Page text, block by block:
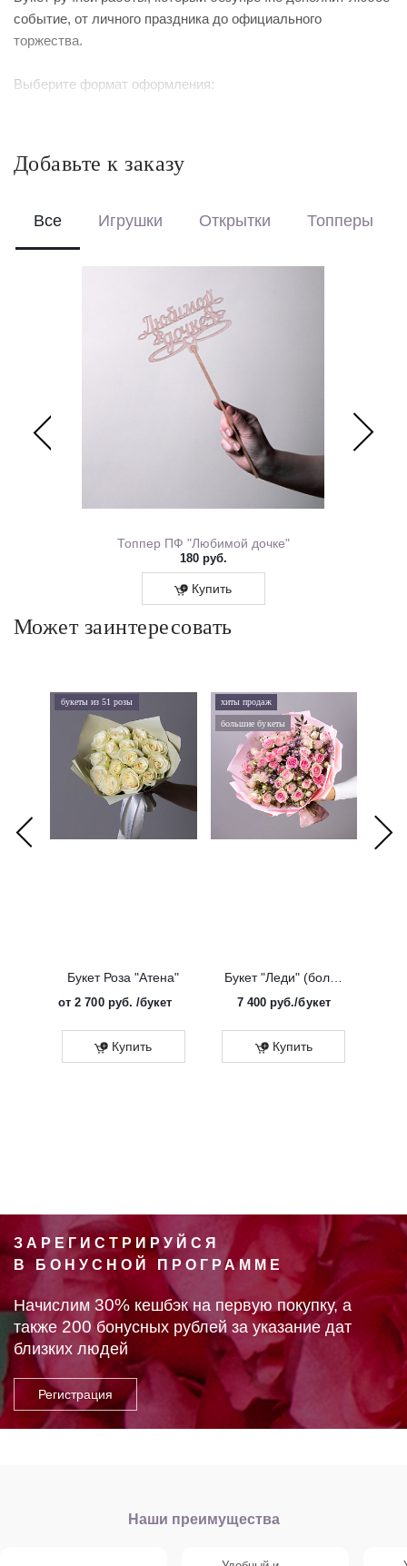
событие, от личного праздника до официального
торжества.
Выберите формат оформления:
Перевяжем лентой – идеальный минималистичный вариант
Добавьте к заказу
Все Игрушки Открытки Топперы
Топпер ПФ "Любимой дочке"
180 руб.
Купить
Может заинтересовать
букеты из 51 розы
Букет Роза "Атена"
от2 700 руб. /букет
Купить
хиты продаж
большие букеты
Букет "Леди" (большой)
7 400 руб./букет
Купить
ЗАРЕГИСТРИРУЙСЯ
В БОНУСНОЙ ПРОГРАММЕ
Начислим 30% кешбэк на первую покупку, а
также 200 бонусных рублей за указание дат
близких людей
Наши преимущества